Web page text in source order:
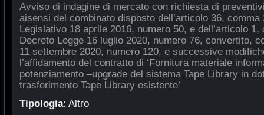
Avviso di indagine di mercato con richiesta di
aisensi del combinato disposto dell’articolo 36,
Legislativo 18 aprile 2016, numero 50, e dell’articolo
Decreto Legge 16 luglio 2020, numero 76, convertito,
11 settembre 2020, numero 120, e successive
l’affidamento del contratto di ‘Fornitura materiale
potenziamento –upgrade del sistema Tape Library in
trasferimento Tape Library esistente’
Tipologia: Altro